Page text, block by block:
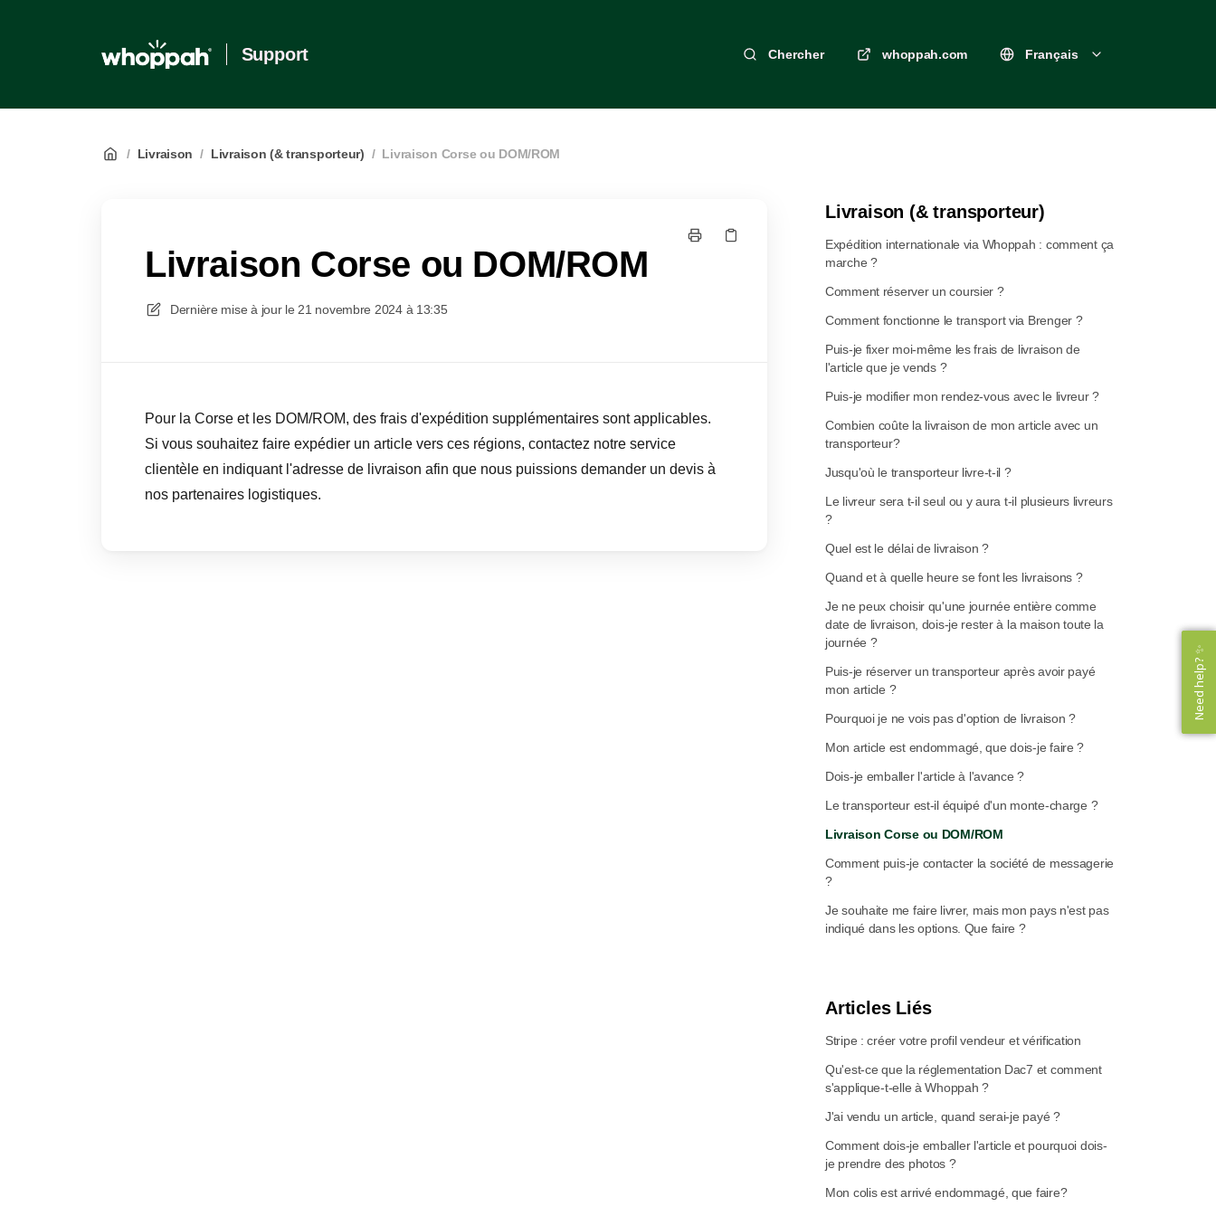
Support Chercher whoppah.com Français
/ Livraison / Livraison (& transporteur) / Livraison Corse ou DOM/ROM
Livraison Corse ou DOM/ROM
Dernière mise à jour le 21 novembre 2024 à 13:35
Pour la Corse et les DOM/ROM, des frais d'expédition supplémentaires sont applicables.
Si vous souhaitez faire expédier un article vers ces régions, contactez notre service
clientèle en indiquant l'adresse de livraison afin que nous puissions demander un devis à
nos partenaires logistiques.
Livraison (& transporteur)
Expédition internationale via Whoppah : comment ça
marche ?
Comment réserver un coursier ?
Comment fonctionne le transport via Brenger ?
Puis-je fixer moi-même les frais de livraison de
l'article que je vends ?
Puis-je modifier mon rendez-vous avec le livreur ?
Combien coûte la livraison de mon article avec un
transporteur?
Jusqu'où le transporteur livre-t-il ?
Le livreur sera t-il seul ou y aura t-il plusieurs livreurs
?
Quel est le délai de livraison ?
Quand et à quelle heure se font les livraisons ?
Je ne peux choisir qu'une journée entière comme
date de livraison, dois-je rester à la maison toute la
journée ?
Puis-je réserver un transporteur après avoir payé
mon article ?
Pourquoi je ne vois pas d'option de livraison ?
Mon article est endommagé, que dois-je faire ?
Dois-je emballer l'article à l'avance ?
Le transporteur est-il équipé d'un monte-charge ?
Livraison Corse ou DOM/ROM
Comment puis-je contacter la société de messagerie
?
Je souhaite me faire livrer, mais mon pays n'est pas
indiqué dans les options. Que faire ?
Articles Liés
Stripe : créer votre profil vendeur et vérification
Qu'est-ce que la réglementation Dac7 et comment
s'applique-t-elle à Whoppah ?
J'ai vendu un article, quand serai-je payé ?
Comment dois-je emballer l'article et pourquoi dois-
je prendre des photos ?
Mon colis est arrivé endommagé, que faire?
Need help? ✨
Need help? ✨